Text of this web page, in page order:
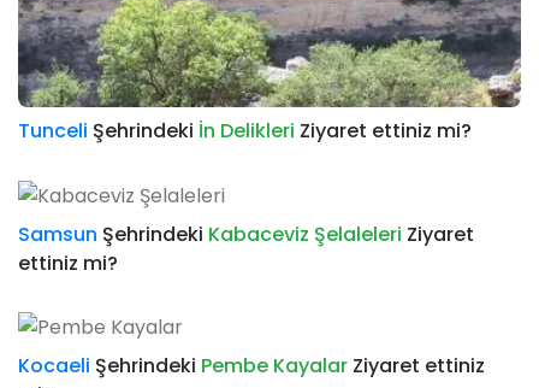
Tunceli Şehrindeki İn Delikleri Ziyaret ettiniz mi?
Samsun Şehrindeki Kabaceviz Şelaleleri Ziyaret
ettiniz mi?
Kocaeli Şehrindeki Pembe Kayalar Ziyaret ettiniz